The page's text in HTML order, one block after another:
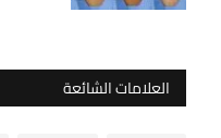
العلامات الشائعة